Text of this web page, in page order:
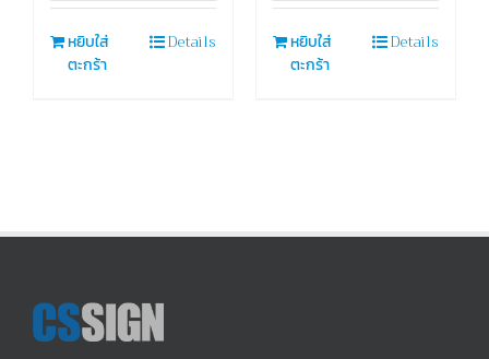
หยิบใส่
ตะกร้า
Details
หยิบใส่
ตะกร้า
Details